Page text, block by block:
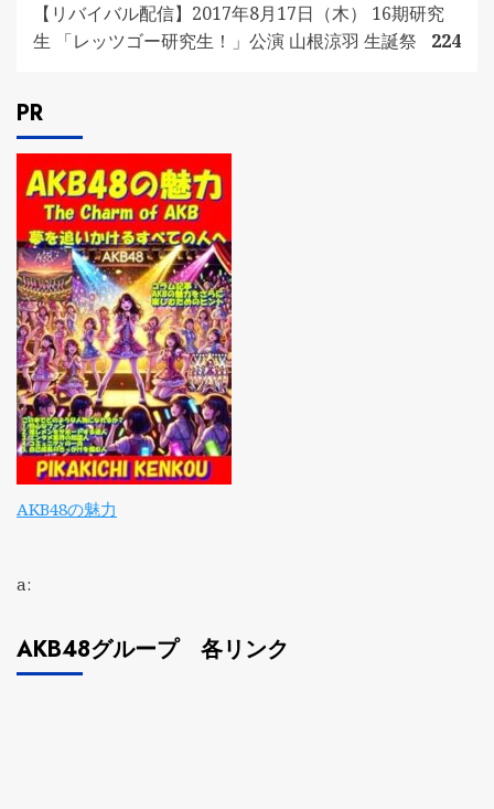
【リバイバル配信】2017年8月17日（木） 16期研究
生 「レッツゴー研究生！」公演 山根涼羽 生誕祭
224
PR
AKB48の魅力
a:
AKB48グループ 各リンク